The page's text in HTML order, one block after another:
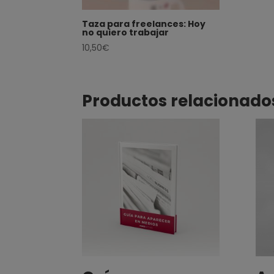
Taza para freelances: Hoy
no quiero trabajar
10,50€
Productos